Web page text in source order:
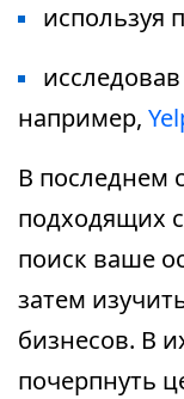
используя
например,
В последнем
подходящих
поиск ваше
затем
бизнесов. В
почерпнуть